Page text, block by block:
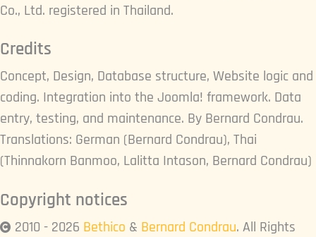
Co., Ltd. registered in Thailand.
Credits
Concept, Design, Database structure, Website logic and
coding. Integration into the Joomla! framework. Data
entry, testing, and maintenance. By Bernard Condrau.
Translations: German (Bernard Condrau), Thai
(Thinnakorn Banmoo, Lalitta Intason, Bernard Condrau)
Copyright notices
2010 - 2026 Bethico & Bernard Condrau. All Rights